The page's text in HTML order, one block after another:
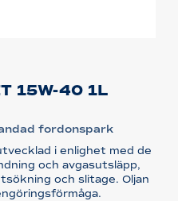
15W-40 1L
fordonspark
i enlighet med de
och avgasutsläpp,
och slitage. Oljan